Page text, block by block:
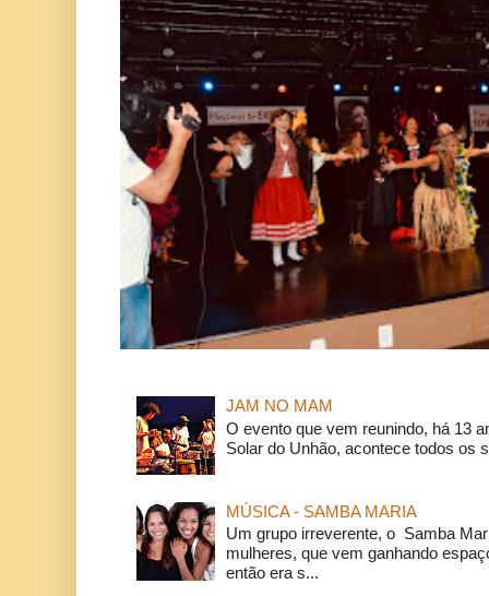
JAM NO MAM
O evento que vem reunindo, há 13
Solar do Unhão, acontece todos os
MÚSICA - SAMBA MARIA
Um grupo irreverente, o Samba
mulheres, que vem ganhando
então era s...